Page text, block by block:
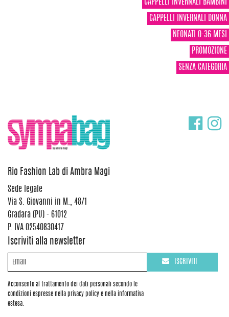
CAPPELLI INVERNALI BAMBINI
CAPPELLI INVERNALI DONNA
NEONATI 0-36 MESI
PROMOZIONE
SENZA CATEGORIA
Rio Fashion Lab di Ambra Magi
Sede legale
Via S. Giovanni in M., 48/1
Gradara (PU) - 61012
P. IVA 02540830417
Iscriviti alla newsletter
Acconsento al trattamento dei dati personali secondo le
condizioni espresse nella privacy policy e nella informativa
estesa.
ISCRIVITI